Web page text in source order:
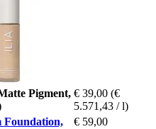
Pigment, € 39,00 (€
5.571,43 / l)
Foundation,
€ 59,00